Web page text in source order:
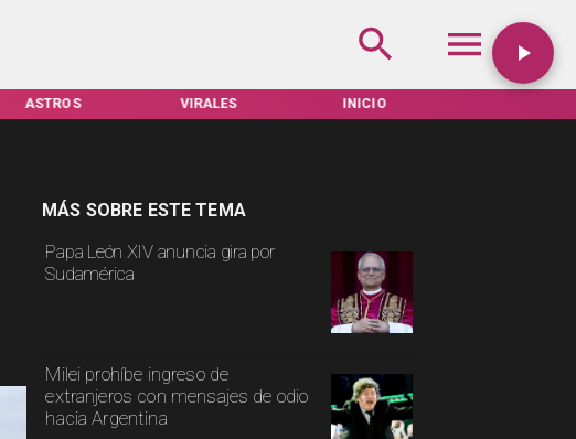
ASTROS VIRALES INICIO
Papa León XIV anuncia gira por
Sudamérica
Milei prohíbe ingreso de
extranjeros con mensajes de odio
hacia Argentina
MÁS SOBRE ESTE TEMA